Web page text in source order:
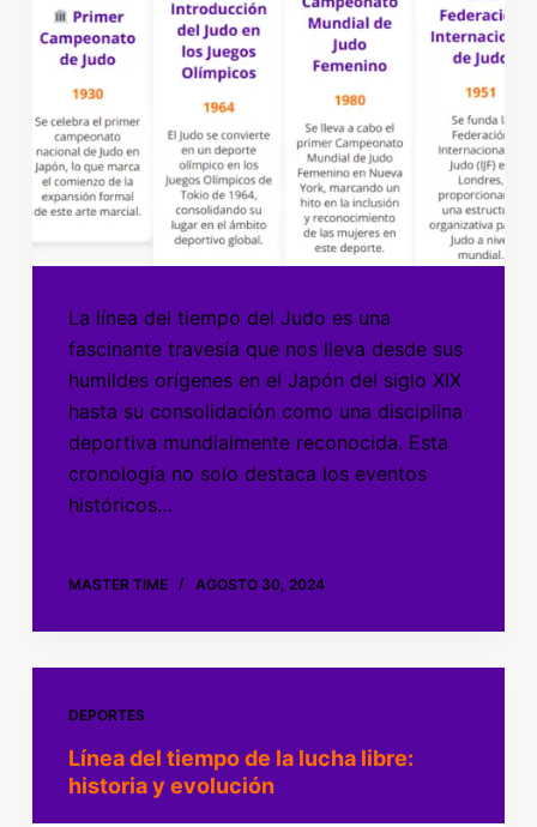
La línea del tiempo del Judo es una
fascinante travesía que nos lleva desde sus
humildes orígenes en el Japón del siglo XIX
hasta su consolidación como una disciplina
deportiva mundialmente reconocida. Esta
cronología no solo destaca los eventos
históricos…
MASTER TIME AGOSTO 30, 2024
DEPORTES
Línea del tiempo de la lucha libre:
historia y evolución